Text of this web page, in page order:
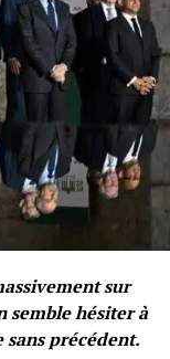
sur
semble hésiter à
précédent.